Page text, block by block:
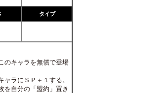
タイプ
のキャラを無償で登場
ラにＳＰ＋１する。
を自分の「盟約」置き